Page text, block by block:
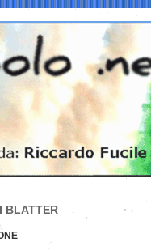
BLATTER